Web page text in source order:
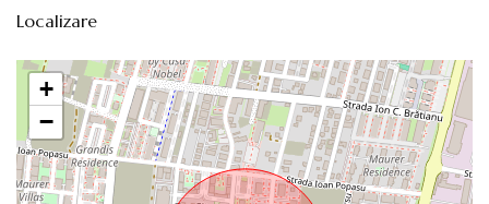
Localizare
+
−